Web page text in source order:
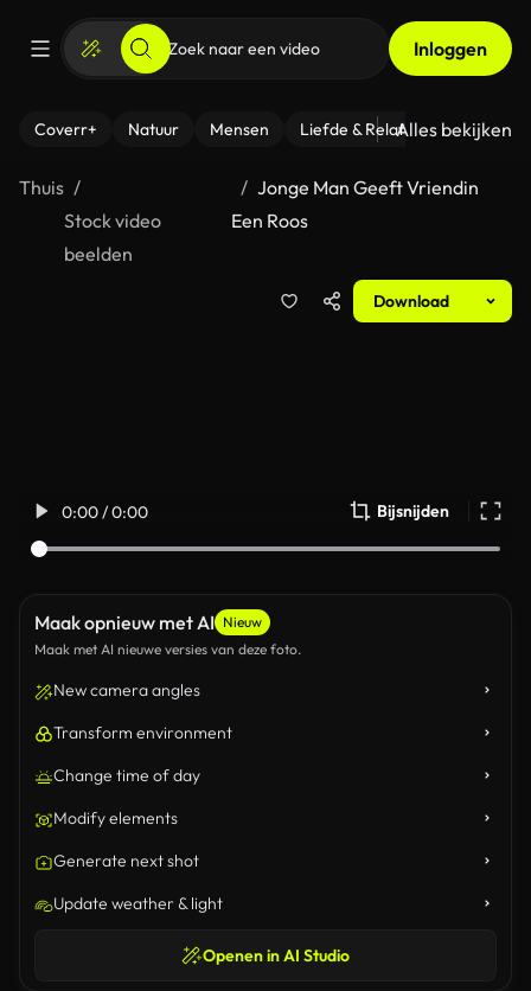
Inloggen
Coverr+ Natuur Mensen Liefde & Relaties - Fitness
Alles bekijken
Thuis
Stock video
beelden
Jonge Man Geeft Vriendin
Een Roos
Download
0:00 / 0:00 Bijsnijden
Maak opnieuw met AI Nieuw
Maak met AI nieuwe versies van deze foto.
New camera angles
Transform environment
Change time of day
Modify elements
Generate next shot
Update weather & light
Openen in AI Studio